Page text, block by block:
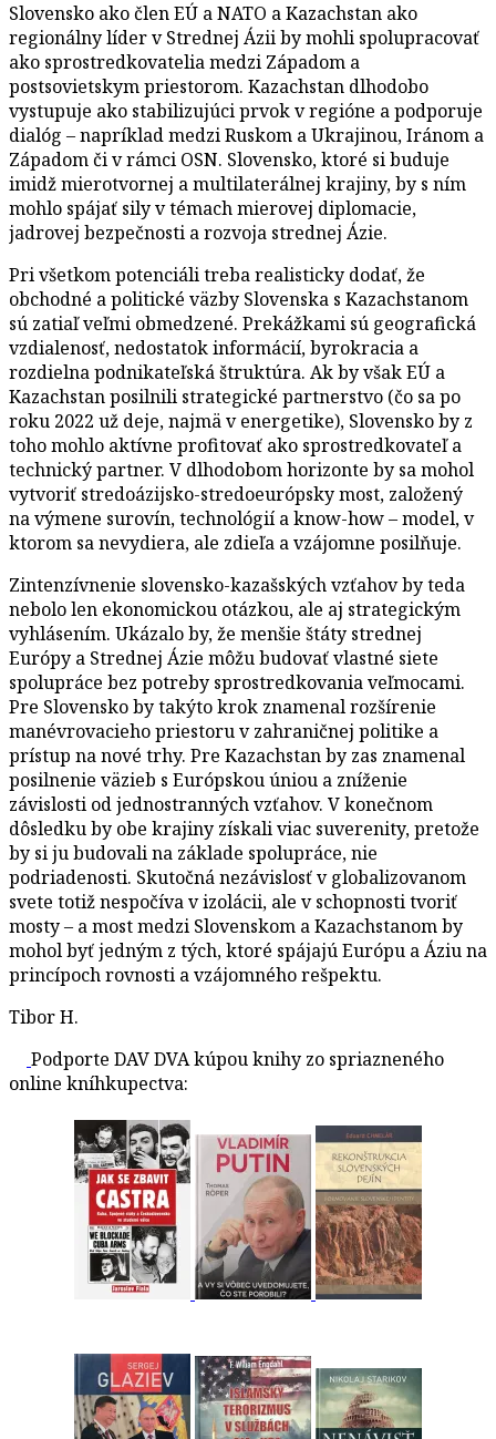
Slovensko ako člen EÚ a NATO a Kazachstan ako
regionálny líder v Strednej Ázii by mohli spolupracovať
ako sprostredkovatelia medzi Západom a
postsovietskym priestorom. Kazachstan dlhodobo
vystupuje ako stabilizujúci prvok v regióne a podporuje
dialóg – napríklad medzi Ruskom a Ukrajinou, Iránom a
Západom či v rámci OSN. Slovensko, ktoré si buduje
imidž mierotvornej a multilaterálnej krajiny, by s ním
mohlo spájať sily v témach mierovej diplomacie,
jadrovej bezpečnosti a rozvoja strednej Ázie.
Pri všetkom potenciáli treba realisticky dodať, že
obchodné a politické väzby Slovenska s Kazachstanom
sú zatiaľ veľmi obmedzené. Prekážkami sú geografická
vzdialenosť, nedostatok informácií, byrokracia a
rozdielna podnikateľská štruktúra. Ak by však EÚ a
Kazachstan posilnili strategické partnerstvo (čo sa po
roku 2022 už deje, najmä v energetike), Slovensko by z
toho mohlo aktívne profitovať ako sprostredkovateľ a
technický partner. V dlhodobom horizonte by sa mohol
vytvoriť stredoázijsko-stredoeurópsky most, založený
na výmene surovín, technológií a know-how – model, v
ktorom sa nevydiera, ale zdieľa a vzájomne posilňuje.
Zintenzívnenie slovensko-kazašských vzťahov by teda
nebolo len ekonomickou otázkou, ale aj strategickým
vyhlásením. Ukázalo by, že menšie štáty strednej
Európy a Strednej Ázie môžu budovať vlastné siete
spolupráce bez potreby sprostredkovania veľmocami.
Pre Slovensko by takýto krok znamenal rozšírenie
manévrovacieho priestoru v zahraničnej politike a
prístup na nové trhy. Pre Kazachstan by zas znamenal
posilnenie väzieb s Európskou úniou a zníženie
závislosti od jednostranných vzťahov. V konečnom
dôsledku by obe krajiny získali viac suverenity, pretože
by si ju budovali na základe spolupráce, nie
podriadenosti. Skutočná nezávislosť v globalizovanom
svete totiž nespočíva v izolácii, ale v schopnosti tvoriť
mosty – a most medzi Slovenskom a Kazachstanom by
mohol byť jedným z tých, ktoré spájajú Európu a Áziu na
princípoch rovnosti a vzájomného rešpektu.
Tibor H.
Podporte DAV DVA kúpou knihy zo spriazneného
online kníhkupectva: